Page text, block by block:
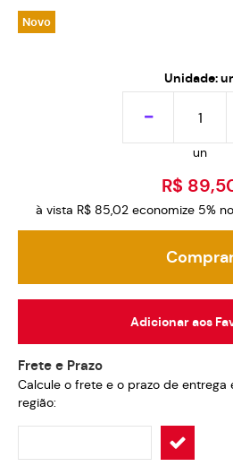
Novo
Unidade:
un
R$
à vista R$ 85,02 economize 5%
Adicionar aos
Frete e Prazo
Calcule o frete e o prazo de entrega
região: